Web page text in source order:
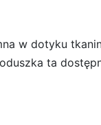
w dotyku
ta